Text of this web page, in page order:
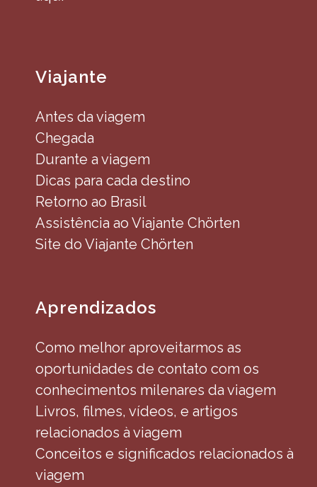
Viajante
Antes da viagem
Chegada
Durante a viagem
Dicas para cada destino
Retorno ao Brasil
Assistência ao Viajante Chörten
Site do Viajante Chörten
Aprendizados
Como melhor aproveitarmos as
oportunidades de contato com os
conhecimentos milenares da viagem
Livros, filmes, vídeos, e artigos
relacionados à viagem
Conceitos e significados relacionados à
viagem